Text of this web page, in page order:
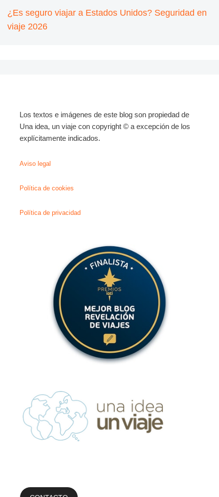
¿Es seguro viajar a Estados Unidos? Seguridad en
viaje 2026
Los textos e imágenes de este blog son propiedad de
Una idea, un viaje con copyright © a excepción de los
explícitamente indicados.
Aviso legal
Política de cookies
Política de privacidad